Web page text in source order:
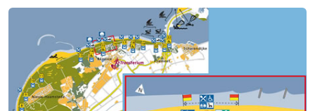
Julianahoeve
Livingstone